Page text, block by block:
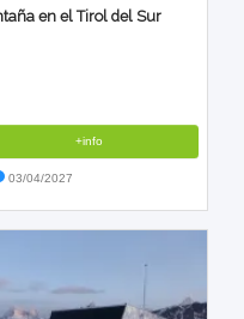
en el Tirol del Sur
+info
03/04/2027